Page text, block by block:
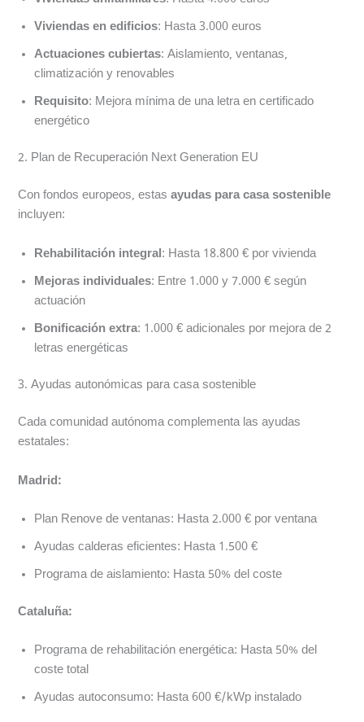
Viviendas en edificios: Hasta 3.000 euros
Actuaciones cubiertas: Aislamiento, ventanas,
climatización y renovables
Requisito: Mejora mínima de una letra en certificado
energético
2. Plan de Recuperación Next Generation EU
Con fondos europeos, estasayudas para casa sostenible
incluyen:
Rehabilitación integral: Hasta 18.800 € por vivienda
Mejoras individuales: Entre 1.000 y 7.000 € según
actuación
Bonificación extra: 1.000 € adicionales por mejora de 2
letras energéticas
3. Ayudas autonómicas para casa sostenible
Cada comunidad autónoma complementa las ayudas
estatales:
Madrid:
Plan Renove de ventanas: Hasta 2.000 € por ventana
Ayudas calderas eficientes: Hasta 1.500 €
Programa de aislamiento: Hasta 50% del coste
Cataluña:
Programa de rehabilitación energética: Hasta 50% del
coste total
Ayudas autoconsumo: Hasta 600 €/kWp instalado